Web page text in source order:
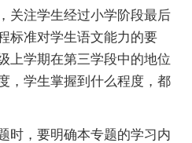
关注学生经过小学阶段最后
标准对学生语文能力的要
上学期在第三学段中的地位
，学生掌握到什么程度，都
，要明确本专题的学习内